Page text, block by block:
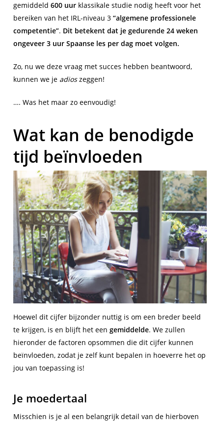
gemiddeld 600 uurklassikale studie nodig heeft voor het
bereiken van het IRL-niveau 3 “algemene professionele
competentie”. Dit betekent dat je gedurende 24 weken
ongeveer 3 uur Spaanse les per dag moet volgen.
Zo, nu we deze vraag met succes hebben beantwoord,
kunnen we je adioszeggen!
…. Was het maar zo eenvoudig!
Wat kan de benodigde
tijd beïnvloeden
Hoewel dit cijfer bijzonder nuttig is om een breder beeld
te krijgen, is en blijft het een gemiddelde. We zullen
hieronder de factoren opsommen die dit cijfer kunnen
beïnvloeden, zodat je zelf kunt bepalen in hoeverre het op
jou van toepassing is!
Je moedertaal
Misschien is je al een belangrijk detail van de hierboven